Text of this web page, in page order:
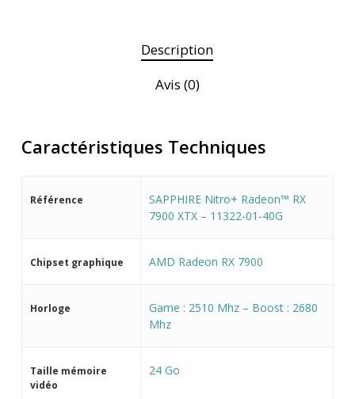
Description
Avis (0)
Caractéristiques Techniques
Référence
SAPPHIRE Nitro+ Radeon™ RX
7900 XTX – 11322-01-40G
Chipset graphique AMD Radeon RX 7900
Horloge
Game : 2510 Mhz – Boost : 2680
Mhz
Taille mémoire
vidéo
24 Go